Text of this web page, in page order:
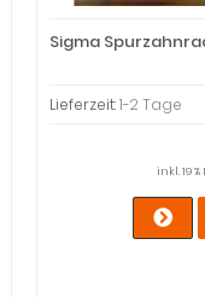
Sigma
Lieferzeit:1-2 Tage
inkl. 19 %